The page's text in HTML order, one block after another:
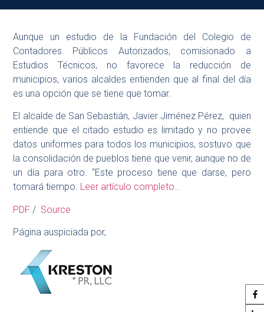
Aunque un estudio de la Fundación del Colegio de
Contadores Públicos Autorizados, comisionado a
Estudios Técnicos, no favorece la reducción de
municipios, varios alcaldes entienden que al final del día
es una opción que se tiene que tomar.
El alcalde de San Sebastián, Javier Jiménez Pérez, quien
entiende que el citado estudio es limitado y no provee
datos uniformes para todos los municipios, sostuvo que
la consolidación de pueblos tiene que venir, aunque no de
un día para otro. “Este proceso tiene que darse, pero
tomará tiempo. Leer artículo completo…
PDF / Source
Página auspiciada por,